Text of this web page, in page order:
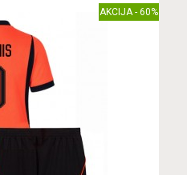
AKCIJA - 60%